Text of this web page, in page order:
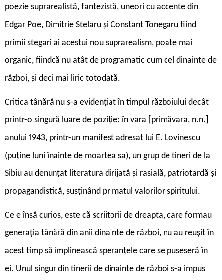
poezie suprarealistă, fantezistă, uneori cu accente din
Edgar Poe, Dimitrie Stelaru și Constant Tonegaru fiind
primii stegari ai acestui nou suprarealism, poate mai
organic, fiindcă nu atât de programatic cum cel dinainte de
război, și deci mai liric totodată.
Critica tânără nu s-a evidențiat în timpul războiului decât
printr-o singură luare de poziție: în vara [primăvara, n.n.]
anului 1943, printr-un manifest adresat lui E. Lovinescu
(puține luni înainte de moartea sa), un grup de tineri de la
Sibiu au denunțat literatura dirijată și rasială, patriotardă și
propagandistică, susținând primatul valorilor spiritului.
Ce e însă curios, este că scriitorii de dreapta, care formau
generația tânără din anii dinainte de război, nu au reușit în
acest timp să împlinească speranțele care se puseseră în
ei. Unul singur din tinerii de dinainte de război s-a impus